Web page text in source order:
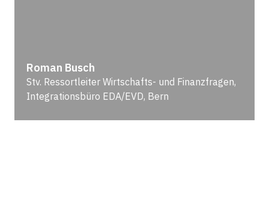
Roman Busch
Stv. Ressortleiter Wirtschafts- und Finanzfragen,
Integrationsbüro EDA/EVD, Bern